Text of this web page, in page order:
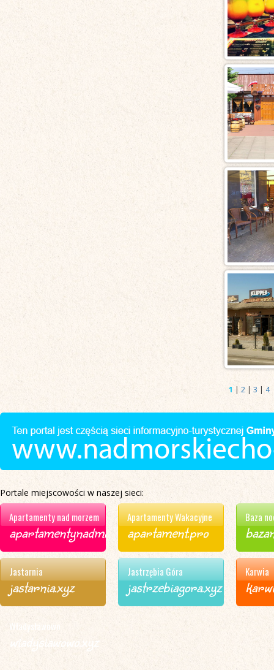
1 | 2 | 3 | 4
Portale miejscowości w naszej sieci:
Apartamenty nad morzem
apartamentynadmorzem.xyz
Apartamenty Wakacyjne
apartament.pro
Baza
Jastarnia
jastarnia.xyz
Jastrzębia Góra
jastrzebiagora.xyz
Karwia
Władysławowo
wladyslawowo.xyz